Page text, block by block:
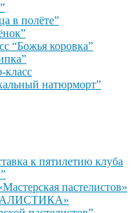
в полёте”
“Божья коровка”
класс
натюрморт”
к пятилетию клуба
пастелистов»